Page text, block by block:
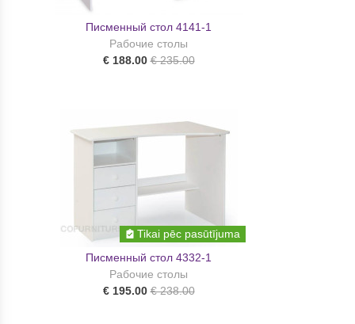
Писменный стол 4141-1
Рабочие столы
€ 188.00 € 235.00
Tikai pēc pasūtījuma
Писменный стол 4332-1
Рабочие столы
€ 195.00 € 238.00